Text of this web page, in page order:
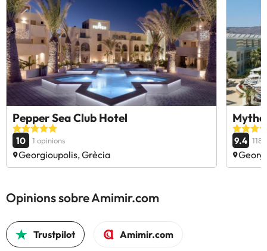
Pepper Sea Club Hotel
10 1 opinions
Georgioupolis, Grècia
9.4 118
Opinions sobre Amimir.com
Trustpilot Amimir.com